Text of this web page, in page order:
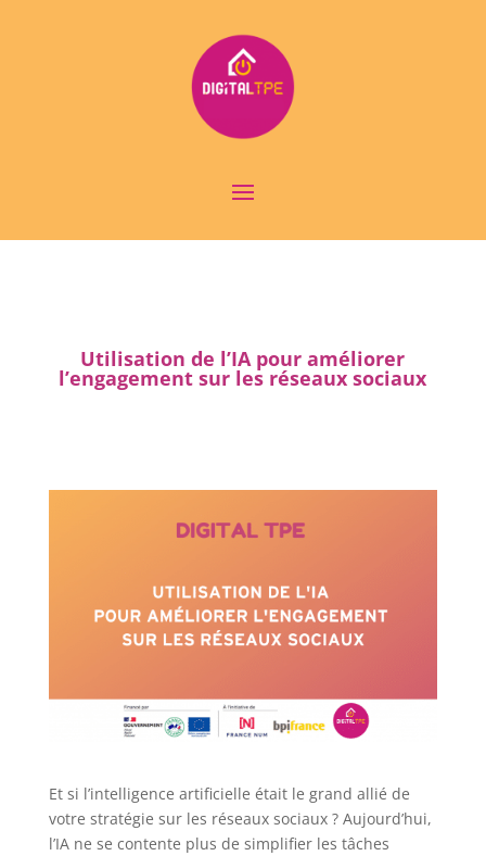
Utilisation de l’IA pour améliorer
l’engagement sur les réseaux sociaux
Et si l’intelligence artificielle était le grand allié de
votre stratégie sur les réseaux sociaux ? Aujourd’hui,
l’IA ne se contente plus de simplifier les tâches